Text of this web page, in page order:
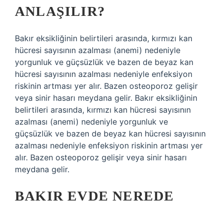
ANLAŞILIR?
Bakır eksikliğinin belirtileri arasında, kırmızı kan
hücresi sayısının azalması (anemi) nedeniyle
yorgunluk ve güçsüzlük ve bazen de beyaz kan
hücresi sayısının azalması nedeniyle enfeksiyon
riskinin artması yer alır. Bazen osteoporoz gelişir
veya sinir hasarı meydana gelir. Bakır eksikliğinin
belirtileri arasında, kırmızı kan hücresi sayısının
azalması (anemi) nedeniyle yorgunluk ve
güçsüzlük ve bazen de beyaz kan hücresi sayısının
azalması nedeniyle enfeksiyon riskinin artması yer
alır. Bazen osteoporoz gelişir veya sinir hasarı
meydana gelir.
BAKIR EVDE NEREDE